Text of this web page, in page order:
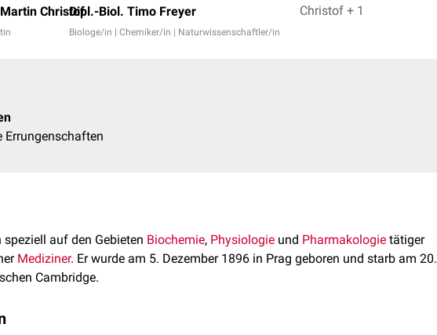
ChristofDipl.-Biol. Timo Freyer
Biologe/in | Chemiker/in | Naturwissenschaftler/in
Christof + 1
speziell auf den Gebieten Biochemie, Physiologie und Pharmakologie tätiger
Mediziner. Er wurde am 5. Dezember 1896 in Prag geboren und starb am 20.
Cambridge.